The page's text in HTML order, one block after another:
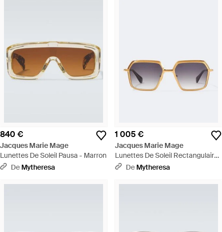
840 €
Jacques Marie Mage
Lunettes De Soleil Pausa - Marron
De Mytheresa
1 005 €
Jacques Marie Mage
Lunettes De Soleil Rectangulaires
Ugo - Marron
De Mytheresa